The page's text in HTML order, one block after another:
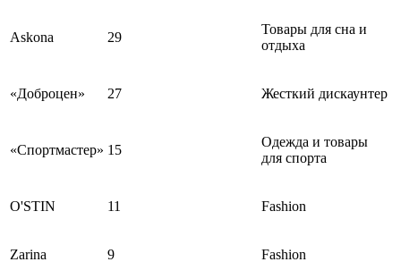
Askona 29
Товары для сна и
отдыха
«Доброцен» 27 Жесткий дискаунтер
«Спортмастер» 15
Одежда и товары
для спорта
O'STIN 11 Fashion
Zarina 9 Fashion